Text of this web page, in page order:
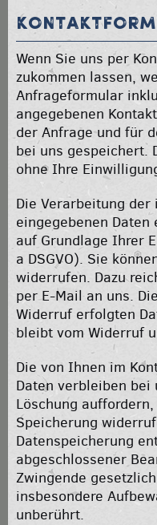
Wenn Sie uns per
zukommen lassen,
Anfrageformular
angegebenen
der Anfrage und für
bei uns gespeichert.
ohne Ihre
Die Verarbeitung
eingegebenen
auf Grundlage Ihrer
a DSGVO). Sie
widerrufen. Dazu
per E-Mail an uns.
Widerruf erfolgten
bleibt vom Widerruf
Die von Ihnen im
Daten verbleiben bei
Löschung
Speicherung
Datenspeicherung
abgeschlossener
Zwingende
insbesondere
unberührt.